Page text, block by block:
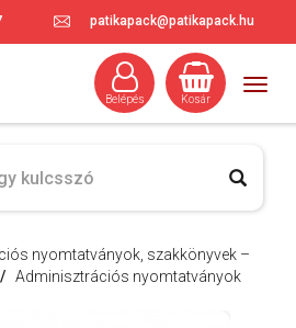
patikapack@patikapack.hu
Kosár
Belépés
nyomtatványok, szakkönyvek –
/ Adminisztrációs nyomtatványok